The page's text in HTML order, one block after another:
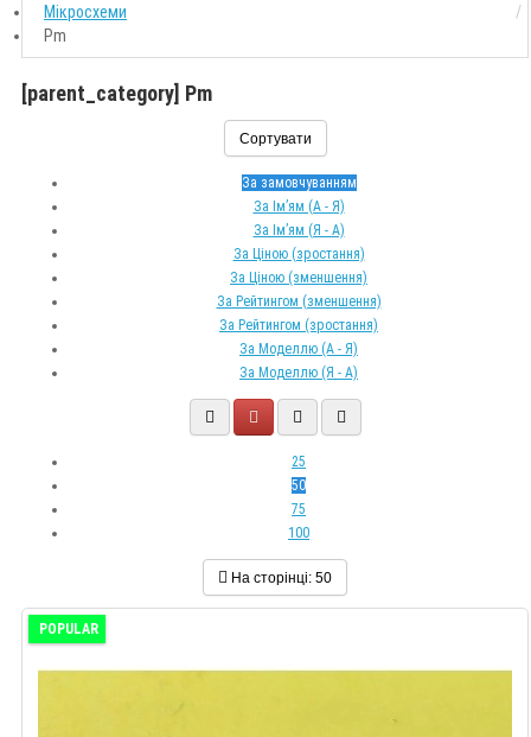
Мікросхеми
Pm
[parent_category] Pm
Сортувати
За замовчуванням
За Ім’ям (A - Я)
За Ім’ям (Я - A)
За Ціною (зростання)
За Ціною (зменшення)
За Рейтингом (зменшення)
За Рейтингом (зростання)
За Моделлю (A - Я)
За Моделлю (Я - A)
25
50
75
100
На сторінці: 50
POPULAR